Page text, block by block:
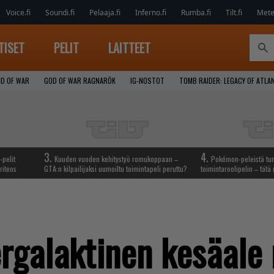
Voice.fi Soundi.fi Pelaaja.fi Inferno.fi Rumba.fi Tilt.fi
PELIT LAITTEET
OF WAR GOD OF WAR RAGNARÖK IG-NOSTOT TOMB RAIDER: LEGACY OF
pelit
3. Kuuden vuoden kehitystyö romukoppaan –
GTA:n kilpailijaksi uumoiltu toimintapeli peruttu?
4. Pokémon-peleistä
toimintaroolipelin – tätä